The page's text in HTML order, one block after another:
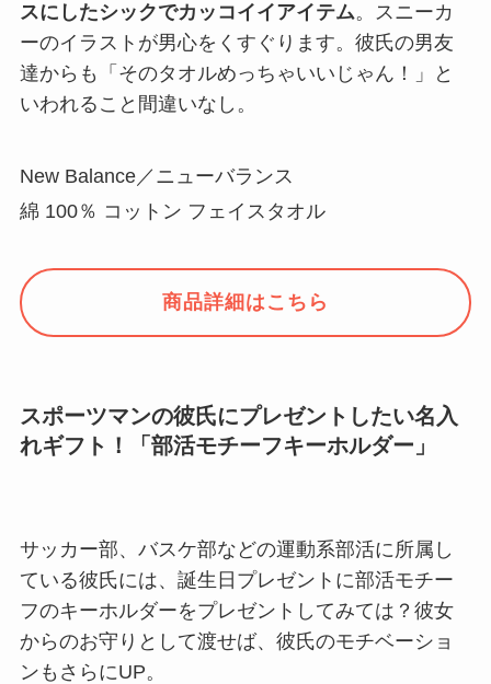
スにしたシックでカッコイイアイテム。スニーカ
ーのイラストが男心をくすぐります。彼氏の男友
達からも「そのタオルめっちゃいいじゃん！」と
いわれること間違いなし。
New Balance／ニューバランス
綿 100％ コットン フェイスタオル
商品詳細はこちら
スポーツマンの彼氏にプレゼントしたい名入
れギフト！「部活モチーフキーホルダー」
サッカー部、バスケ部などの運動系部活に所属し
ている彼氏には、誕生日プレゼントに部活モチー
フのキーホルダーをプレゼントしてみては？彼女
からのお守りとして渡せば、彼氏のモチベーショ
ンもさらにUP。